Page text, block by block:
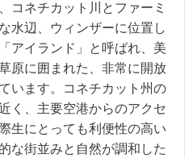
コネチカット川とファーミ
水辺、ウィンザーに位置し
アイランド」と呼ばれ、美
原に囲まれた、非常に開放
います。コネチカット州の
く、主要空港からのアクセ
生にとっても利便性の高い
な街並みと自然が調和した